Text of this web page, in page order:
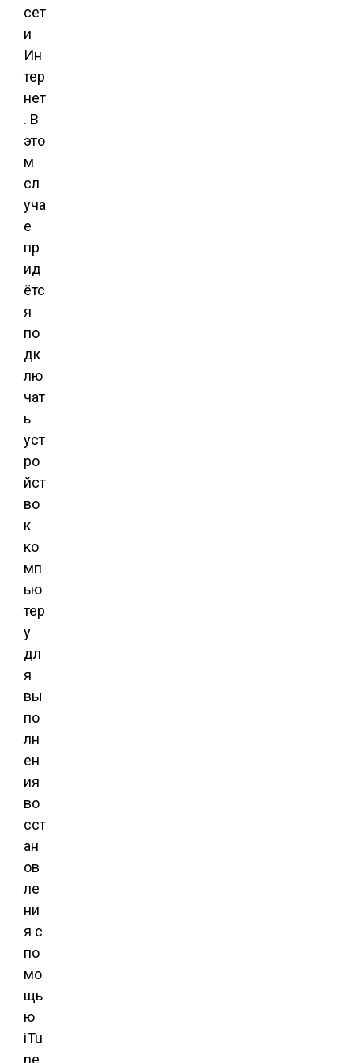
сет
и
Ин
тер
нет
. В
это
м
сл
уча
е
пр
ид
ётс
я
по
дк
лю
чат
ь
уст
ро
йст
во
к
ко
мп
ью
тер
у
дл
я
вы
по
лн
ен
ия
во
сст
ан
ов
ле
ни
я с
по
мо
щь
ю
iTu
ne